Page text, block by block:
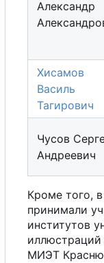
Александр
Хисамов
Василь
Тагирович
Чусов
Андреевич
Кроме того,
принимали
институтов
иллюстраций
МИЭТ